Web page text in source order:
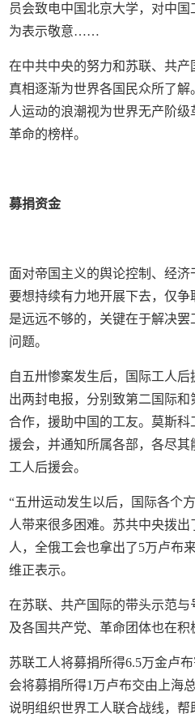
员会致电中国北京大学，对中
为表示敬意……
在中共中央的努力和苏联、共
真相逐渐为世界各国民众所了
人运动的浪潮视为世界无产阶
革命的榜样。
募捐资金
面对帝国主义的舆论控制、经
要想持续有力地开展下去，仅
是远远不够的，关键在于解决
问题。
自五卅惨案发生后，国际工人
出两封电报，分别致第二国际
合作，援助中国的工友。莫斯
援会，并通知所属各部，各尽
工人后援会。
“五卅运动发生以后，国际各个
人带来很多困难。苏共中央拨
人，全俄工会也拿出了5万卢布
维正表示。
在苏联、共产国际的带头示范
及各国共产党、革命团体也在积
苏联工人将募捐所得6.5万金卢
会将募捐所得1万卢布交由上海
说明组织世界工人联合战线，